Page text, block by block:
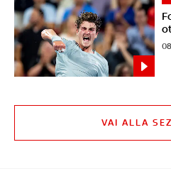
VAI ALLA